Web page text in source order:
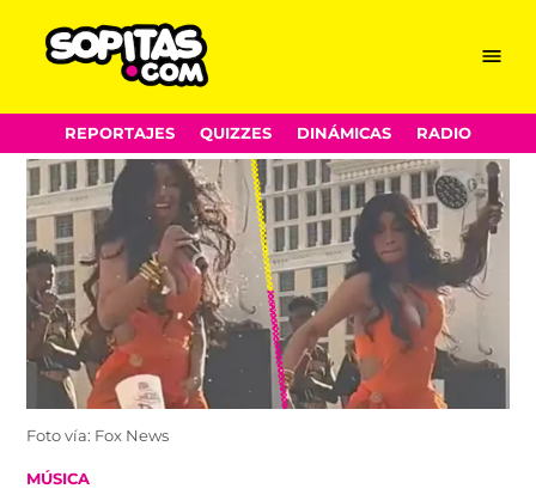
Skip
to
content
Menu
REPORTAJES QUIZZES DINÁMICAS RADIO
Foto vía: Fox News
POSTED
MÚSICA